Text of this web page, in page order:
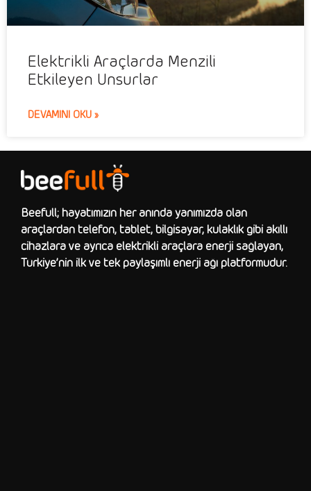
Elektrikli Araçlarda Menzili
Etkileyen Unsurlar
DEVAMINI OKU »
Beefull; hayatımızın her anında yanımızda olan
araçlardan telefon, tablet, bilgisayar, kulaklık gibi akıllı
cihazlara ve ayrıca elektrikli araçlara enerji sağlayan,
Türkiye’nin ilk ve tek paylaşımlı enerji ağı platformudur.